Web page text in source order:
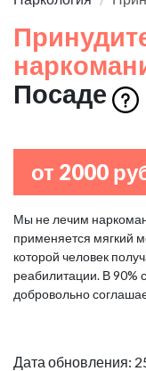
Посаде
от 2000
Мы не лечим
применяется мягкий
которой человек
реабилитации. В 90%
добровольно
Дата обновления: